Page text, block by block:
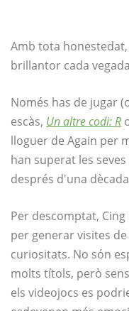
Amb tota
brillantor cada
Només has de jugar
escàs, Un altre codi: R
lloguer de Again per
han superat les
després d'una
Per descomptat,
per generar visites
curiositats. No són
molts títols, però
els videojocs es